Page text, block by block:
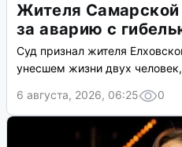
Жителя Самарской
за аварию с
Суд признал жителя
унесшем жизни двух
6 августа, 2026, 06:25
0